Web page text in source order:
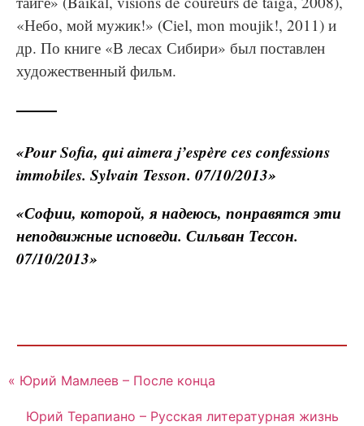
«Небо, мой мужик!» (Ciel, mon mou­jik!, 2011) и
др. По книге «В лесах Сибири» был поставлен
художественный фильм.
«Pour Sofia, qui aimera j’espère ces con­fes­sions
immo­biles. Syl­vain Tes­son. 07/10/2013»
«Софии, которой, я надеюсь, понравятся эти
неподвижные исповеди. Сильван Тессон.
07/10/2013»
« Юрий Мамлеев – После конца
Юрий Терапиано – Русская литературная жизнь